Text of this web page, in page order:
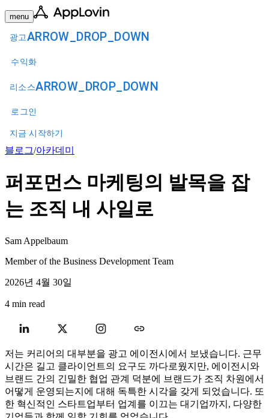
menu
광고ARROW_DROP_DOWN
수익화
리소스ARROW_DROP_DOWN
로그인
지금 시작하기
블로그/아카데미
퍼포먼스 마케팅의 발목을 잡
는 조직 내 사일로
Sam Appelbaum
Member of the Business Development Team
2026년 4월 30일
4 min read
저는 커리어의 대부분을 광고 에이전시에서 보냈습니다. 근무
시간은 길고 클라이언트의 요구도 까다로웠지만, 에이전시와
브랜드 간의 긴밀한 협업 관계 덕분에 브랜드가 조직 차원에서
어떻게 운영되는지에 대해 독특한 시각을 갖게 되었습니다. 또
한 혁신적인 스타트업부터 업계를 이끄는 대기업까지, 다양한